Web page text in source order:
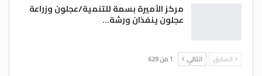
مركز الأميرة بسمة للتنمية/عجلون وزراعة
عجلون ينفذان ورشة…
السابق التالي 1 من 629